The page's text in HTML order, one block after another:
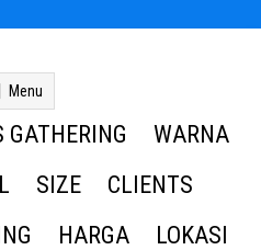
Menu
GATHERING
WARNA
SIZE
CLIENTS
HARGA
LOKASI